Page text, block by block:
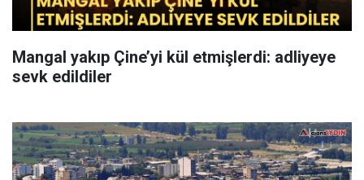
Mangal yakıp Çine’yi kül etmişlerdi: adliyeye
sevk edildiler